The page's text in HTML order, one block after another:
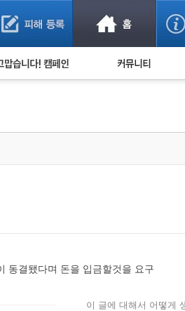
사기 예방했어요!
동결됐다며 돈을 입금할것을 요구
이 글에 대해서 어떻게